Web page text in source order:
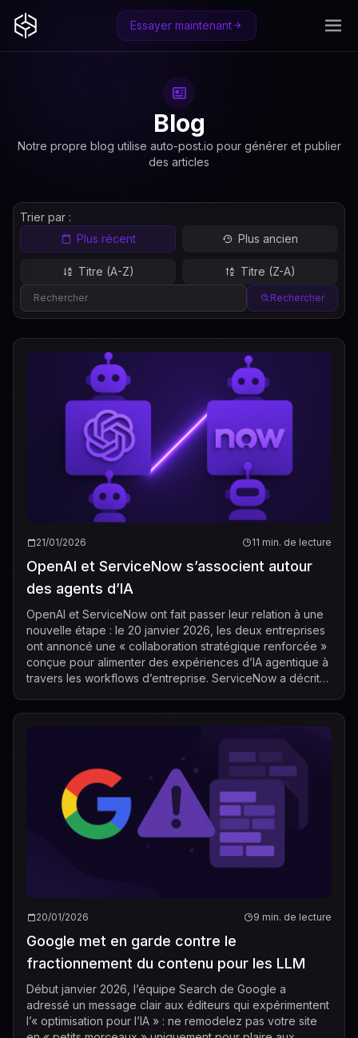
Essayer maintenant
Blog
Notre propre blog utilise auto-post.io pour générer et publier
des articles
Trier par :
Plus récent
Plus ancien
Titre (A-Z) Titre (Z-A)
Rechercher
21/01/2026 11 min. de lecture
OpenAI et ServiceNow s’associent autour
des agents d’IA
OpenAI et ServiceNow ont fait passer leur relation à une
nouvelle étape : le 20 janvier 2026, les deux entreprises
ont annoncé une « collaboration stratégique renforcée »
conçue pour alimenter des expériences d’IA agentique à
travers les workflows d’entreprise. ServiceNow a décrit
20/01/2026 9 min. de lecture
Google met en garde contre le
fractionnement du contenu pour les LLM
Début janvier 2026, l’équipe Search de Google a
adressé un message clair aux éditeurs qui expérimentent
l’« optimisation pour l’IA » : ne remodelez pas votre site